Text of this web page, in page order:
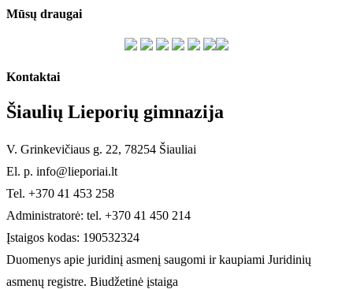
Mūsų draugai
Kontaktai
Šiaulių Lieporių gimnazija
V. Grinkevičiaus g. 22, 78254 Šiauliai
El. p. info@lieporiai.lt
Tel. +370 41 453 258
Administratorė: tel. +370 41 450 214
Įstaigos kodas: 190532324
Duomenys apie juridinį asmenį saugomi ir kaupiami Juridinių
asmenų registre. Biudžetinė įstaiga